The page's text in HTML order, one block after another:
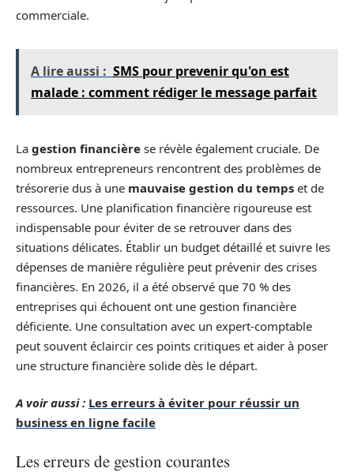
commerciale.
A lire aussi : SMS pour prevenir qu'on est
malade : comment rédiger le message parfait
La gestion financière se révèle également cruciale. De
nombreux entrepreneurs rencontrent des problèmes de
trésorerie dus à une mauvaise gestion du temps et de
ressources. Une planification financière rigoureuse est
indispensable pour éviter de se retrouver dans des
situations délicates. Établir un budget détaillé et suivre les
dépenses de manière régulière peut prévenir des crises
financières. En 2026, il a été observé que 70 % des
entreprises qui échouent ont une gestion financière
déficiente. Une consultation avec un expert-comptable
peut souvent éclaircir ces points critiques et aider à poser
une structure financière solide dès le départ.
A voir aussi : Les erreurs à éviter pour réussir un
business en ligne facile
Les erreurs de gestion courantes